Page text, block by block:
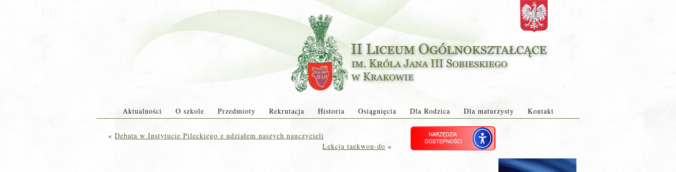
Aktualności O szkole Przedmioty Rekrutacja Historia Osiągnięcia Dla Rodzica Dla maturzysty Kontakt
« Debata w Instytucie Pileckiego z udziałem naszych nauczycieli
Lekcja taekwon-do »